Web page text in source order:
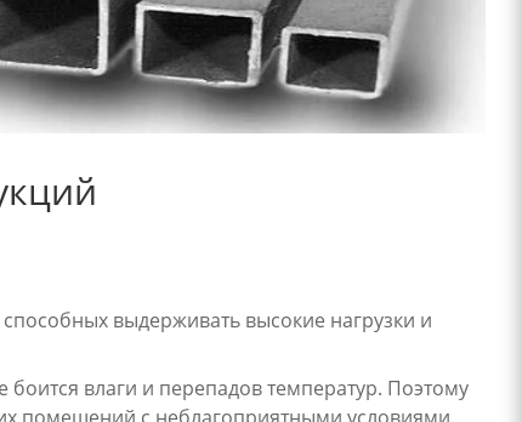
выдерживать высокие нагрузки и
боится влаги и перепадов температур. Поэтому